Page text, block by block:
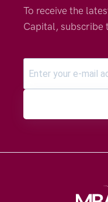
To receive the
Capital, subscribe